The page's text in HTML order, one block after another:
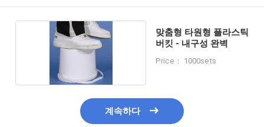
맞춤형 타원형 플라스틱
버킷 - 내구성 완벽
Price： 1000sets
계속하다